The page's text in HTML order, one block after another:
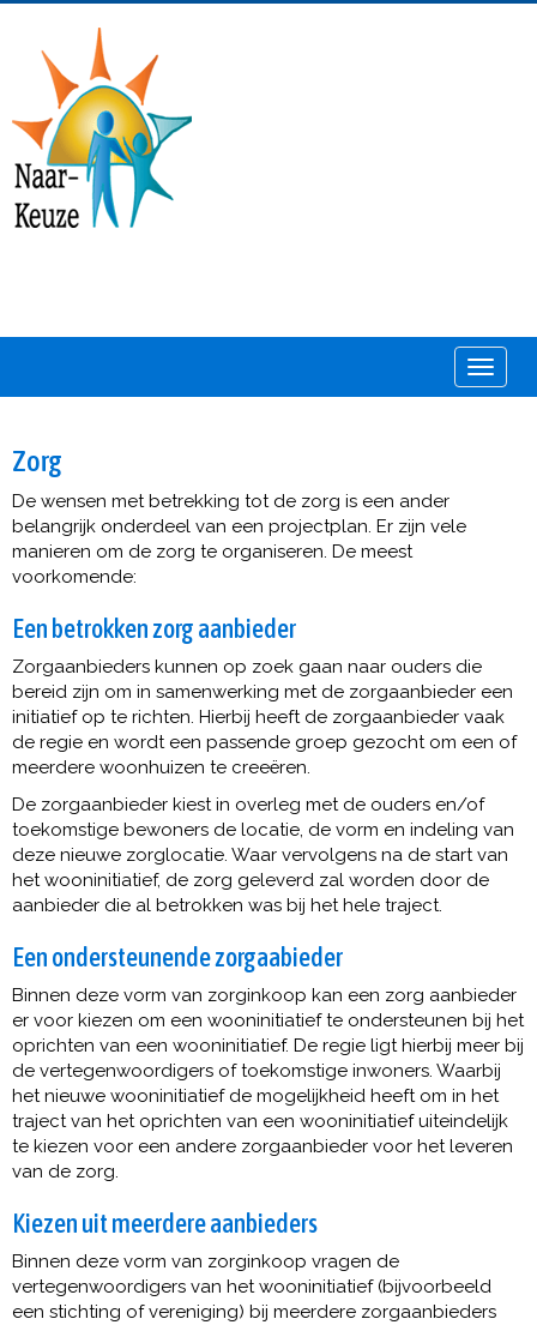
Zorg
De wensen met betrekking tot de zorg is een ander
belangrijk onderdeel van een projectplan. Er zijn vele
manieren om de zorg te organiseren. De meest
voorkomende:
Een betrokken zorg aanbieder
Zorgaanbieders kunnen op zoek gaan naar ouders die
bereid zijn om in samenwerking met de zorgaanbieder een
initiatief op te richten. Hierbij heeft de zorgaanbieder vaak
de regie en wordt een passende groep gezocht om een of
meerdere woonhuizen te creeëren.
De zorgaanbieder kiest in overleg met de ouders en/of
toekomstige bewoners de locatie, de vorm en indeling van
deze nieuwe zorglocatie. Waar vervolgens na de start van
het wooninitiatief, de zorg geleverd zal worden door de
aanbieder die al betrokken was bij het hele traject.
Een ondersteunende zorgaabieder
Binnen deze vorm van zorginkoop kan een zorg aanbieder
er voor kiezen om een wooninitiatief te ondersteunen bij het
oprichten van een wooninitiatief. De regie ligt hierbij meer bij
de vertegenwoordigers of toekomstige inwoners. Waarbij
het nieuwe wooninitiatief de mogelijkheid heeft om in het
traject van het oprichten van een wooninitiatief uiteindelijk
te kiezen voor een andere zorgaanbieder voor het leveren
van de zorg.
Kiezen uit meerdere aanbieders
Binnen deze vorm van zorginkoop vragen de
vertegenwoordigers van het wooninitiatief (bijvoorbeeld
een stichting of vereniging) bij meerdere zorgaanbieders